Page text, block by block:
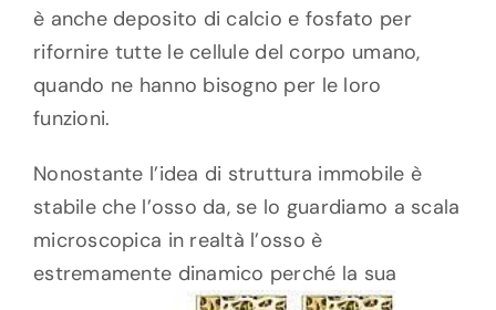
è anche deposito di calcio e fosfato per
rifornire tutte le cellule del corpo umano,
quando ne hanno bisogno per le loro
funzioni.
Nonostante l’idea di struttura immobile è
stabile che l’osso da, se lo guardiamo a scala
microscopica in realtà l’osso è
estremamente dinamico perché la sua